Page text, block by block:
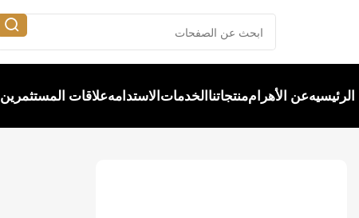
الرئيسيهعن الأهراممنتجاتناالخدماتالاستدامهعلاقات المستثمرين